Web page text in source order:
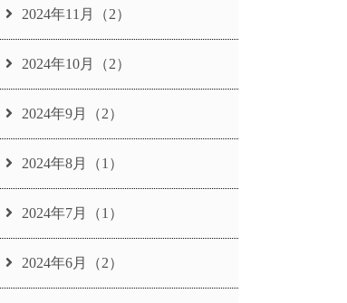
2024年11月（2）
2024年10月（2）
2024年9月（2）
2024年8月（1）
2024年7月（1）
2024年6月（2）